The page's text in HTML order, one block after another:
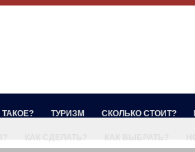
ТАКОЕ? ТУРИЗМ СКОЛЬКО СТОИТ?
КАК СДЕЛАТЬ? КАК ВЫБРАТЬ?